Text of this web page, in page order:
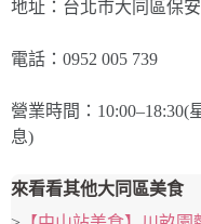
地址：台北市大同區保
電話：0952 005 739
營業時間：10:00–18:30(
息)
來看看其他大同區美食